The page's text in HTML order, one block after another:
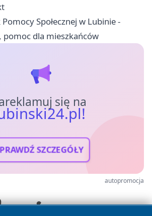
Społecznej w Lubinie -
dla mieszkańców
się na
SZCZEGÓŁY
autopromocja